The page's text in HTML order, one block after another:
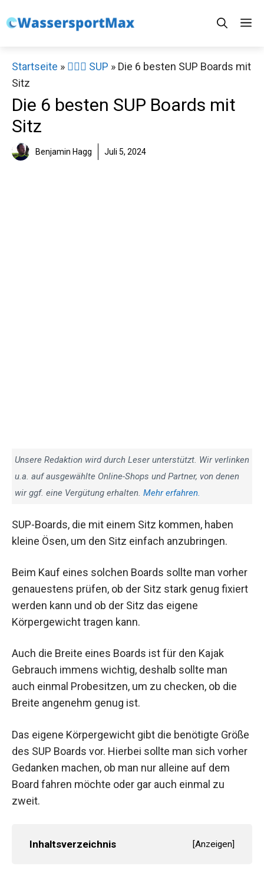
Inhalt
Startseite » 🏄‍♀️🛶 SUP » Die 6 besten SUP Boards mit
Sitz
Die 6 besten SUP Boards mit
Sitz
Benjamin Hagg Juli 5, 2024
Unsere Redaktion wird durch Leser unterstützt. Wir verlinken
u.a. auf ausgewählte Online-Shops und Partner, von denen
wir ggf. eine Vergütung erhalten. Mehr erfahren.
SUP-Boards, die mit einem Sitz kommen, haben
kleine Ösen, um den Sitz einfach anzubringen.
Beim Kauf eines solchen Boards sollte man vorher
genauestens prüfen, ob der Sitz stark genug fixiert
werden kann und ob der Sitz das eigene
Körpergewicht tragen kann.
Auch die Breite eines Boards ist für den Kajak
Gebrauch immens wichtig, deshalb sollte man
auch einmal Probesitzen, um zu checken, ob die
Breite angenehm genug ist.
Das eigene Körpergewicht gibt die benötigte Größe
des SUP Boards vor. Hierbei sollte man sich vorher
Gedanken machen, ob man nur alleine auf dem
Board fahren möchte oder gar auch einmal zu
zweit.
Inhaltsverzeichnis [Anzeigen]